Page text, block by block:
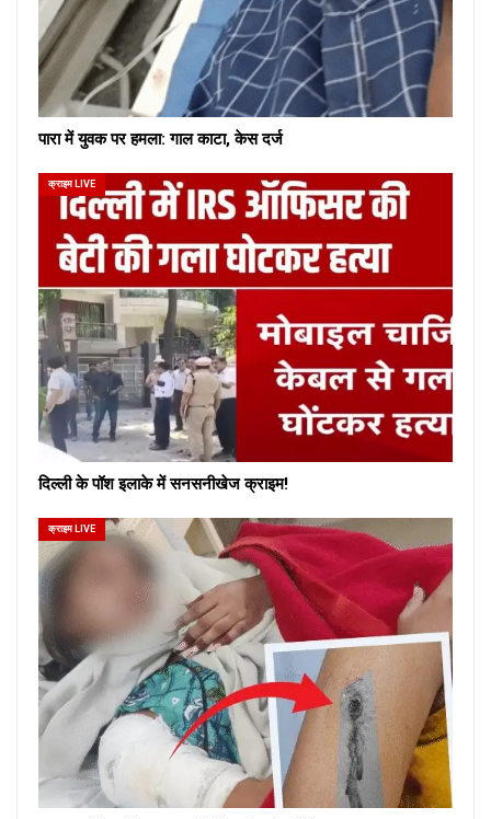
पारा में युवक पर हमला: गाल काटा, केस दर्ज
क्राइम LIVE
दिल्ली के पॉश इलाके में सनसनीखेज क्राइम!
क्राइम LIVE